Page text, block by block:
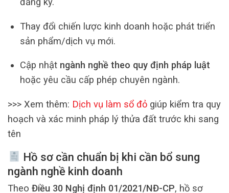
Thay đổi chiến lược kinh doanh hoặc phát triển
sản phẩm/dịch vụ mới.
Cập nhật ngành nghề theo quy định pháp luật
hoặc yêu cầu cấp phép chuyên ngành.
>>> Xem thêm: Dịch vụ làm sổ đỏ giúp kiểm tra quy
hoạch và xác minh pháp lý thửa đất trước khi sang
tên
Hồ sơ cần chuẩn bị khi cần bổ sung
ngành nghề kinh doanh
Theo Điều 30 Nghị định 01/2021/NĐ-CP, hồ sơ